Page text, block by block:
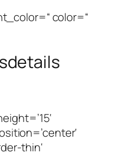
color=“
thin‘